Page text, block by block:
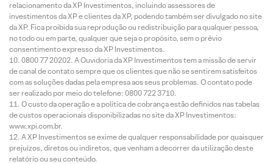
relacionamento da XP Investimentos, incluindo assessores de
investimentos da XP e clientes da XP, podendo também ser divulgado no site
da XP. Fica proibida sua reprodução ou redistribuição para qualquer pessoa,
no todo ou em parte, qualquer que seja o propósito, sem o prévio
consentimento expresso da XP Investimentos.
0800 77 20202. A Ouvidoria da XP Investimentos tem a missão de servir
de canal de contato sempre que os clientes que não se sentirem satisfeitos
com as soluções dadas pela empresa aos seus problemas. O contato pode
ser realizado por meio do telefone: 0800 722 3710.
O custo da operação e a política de cobrança estão definidos nas tabelas
de custos operacionais disponibilizadas no site da XP Investimentos:
www.xpi.com.br.
A XP Investimentos se exime de qualquer responsabilidade por quaisquer
prejuízos, diretos ou indiretos, que venham a decorrer da utilização deste
relatório ou seu conteúdo.